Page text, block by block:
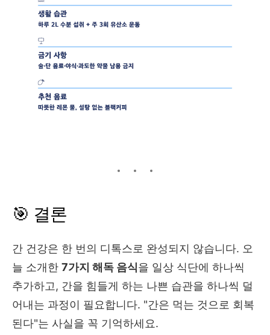
🎯 결론
간 건강은 한 번의 디톡스로 완성되지 않습니다. 오
늘 소개한 7가지 해독 음식을 일상 식단에 하나씩
추가하고, 간을 힘들게 하는 나쁜 습관을 하나씩 덜
어내는 과정이 필요합니다. "간은 먹는 것으로 회복
된다"는 사실을 꼭 기억하세요.